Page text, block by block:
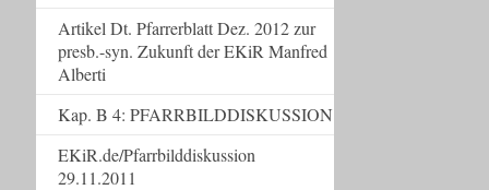
Artikel Dt. Pfarrerblatt Dez. 2012 zur
presb.-syn. Zukunft der EKiR Manfred
Alberti
Kap. B 4: PFARRBILDDISKUSSION
EKiR.de/Pfarrbilddiskussion
29.11.2011